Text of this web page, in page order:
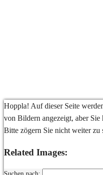
Hoppla! Auf dieser Seite
von Bildern angezeigt, aber
Bitte zögern Sie nicht weiter zu
Related Images: